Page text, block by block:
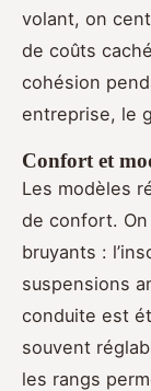
volant, on
de coûts
cohésion
entreprise, le
Confort et
Les modèles
de confort.
bruyants :
suspensions
conduite est
souvent
les rangs